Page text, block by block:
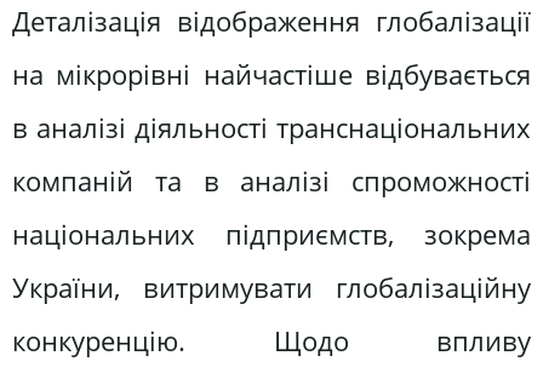
Деталізація відображення глобалізації
на мікрорівні найчастіше відбувається
в аналізі діяльності транснаціональних
компаній та в аналізі спроможності
національних підприємств, зокрема
України, витримувати глобалізаційну
конкуренцію. Щодо впливу